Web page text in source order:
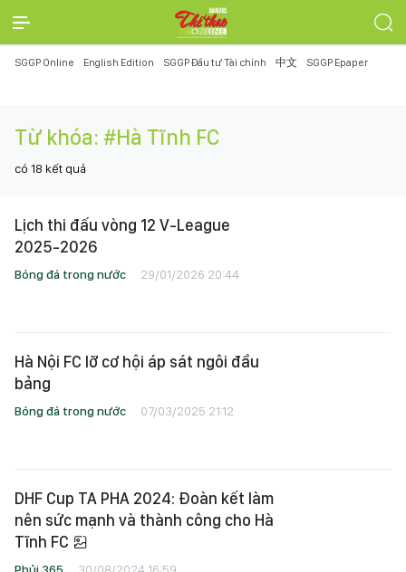
SGGP Online English Edition SGGP Đầu tư Tài chính 中文 SGGP Epaper
Từ khóa: #Hà Tĩnh FC
có 18 kết quả
Lịch thi đấu vòng 12 V-League
2025-2026
Bóng đá trong nước 29/01/2026 20:44
Hà Nội FC lỡ cơ hội áp sát ngôi đầu
bảng
Bóng đá trong nước 07/03/2025 21:12
DHF Cup TA PHA 2024: Đoàn kết làm
nên sức mạnh và thành công cho Hà
Tĩnh FC